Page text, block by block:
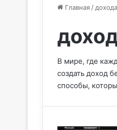
Главная / дохода
В мире, где
создать доход
способы,